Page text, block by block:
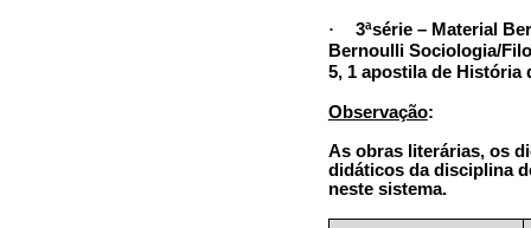
· 3ªsérie – Material
Bernoulli Sociologia/
5, 1 apostila de História
Observação:
As obras literárias, os
didáticos da disciplina
neste sistema.